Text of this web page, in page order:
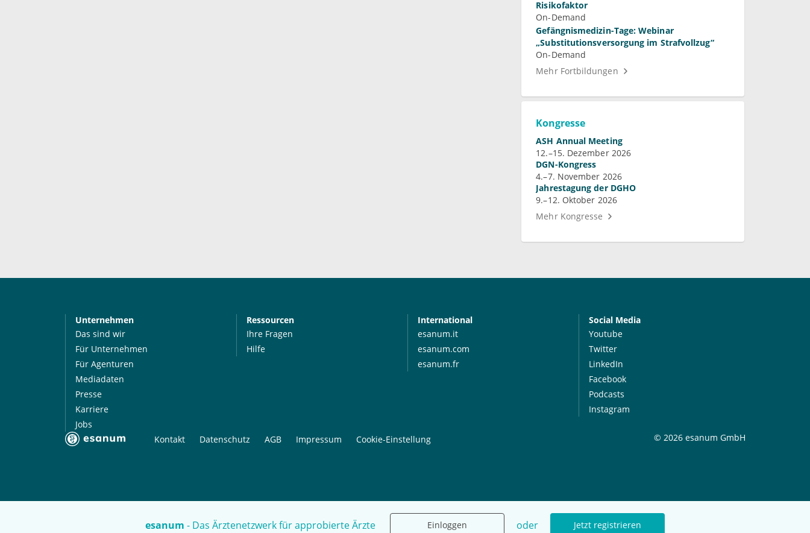
esanum - Das Ärztenetzwerk für approbierte Ärzte Einloggen oder Jetzt registrieren
Risikofaktor
On-Demand
Gefängnismedizin-Tage: Webinar
„Substitutionsversorgung im Strafvollzug“
On-Demand
Mehr Fortbildungen
Kongresse
ASH Annual Meeting
12.–15. Dezember 2026
DGN-Kongress
4.–7. November 2026
Jahrestagung der DGHO
9.–12. Oktober 2026
Mehr Kongresse
Unternehmen
Das sind wir
Für Unternehmen
Für Agenturen
Mediadaten
Presse
Karriere
Jobs
Ressourcen
Ihre Fragen
Hilfe
International
esanum.it
esanum.com
esanum.fr
Social Media
Youtube
Twitter
LinkedIn
Facebook
Podcasts
Instagram
Kontakt Datenschutz AGB Impressum Cookie-Einstellung © 2026 esanum GmbH